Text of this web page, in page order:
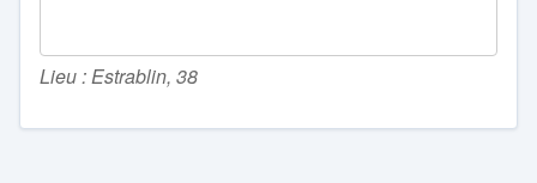
Lieu : Estrablin, 38